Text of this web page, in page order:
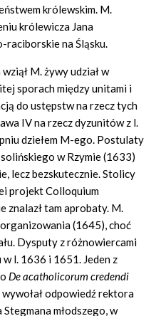
królewskim. M.
królewicza Jana
raciborskie na Śląsku.
M. żywy udział w
sporach między unitami i
do ustępstw na rzecz tych
IV na rzecz dyzunitów z l.
dziełem M-ego. Postulaty
w Rzymie (1633)
lecz bezskutecznie. Stolicy
projektColloquium
znalazł tam aprobaty. M.
(1645), choć
Dysputy z różnowiercami
l. 1636 i 1651. Jeden z
De acatholicorum credendi
odpowiedź rektora
młodszego, w